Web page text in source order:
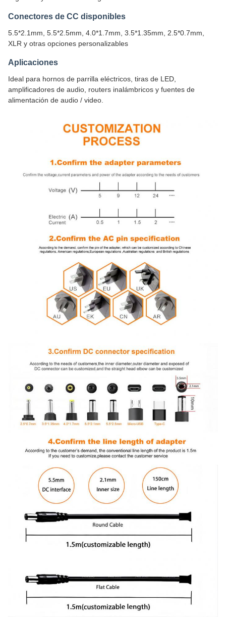
Conectores de CC disponibles
5.5*2.1mm, 5.5*2.5mm, 4.0*1.7mm, 3.5*1.35mm, 2.5*0.7mm,
XLR y otras opciones personalizables
Aplicaciones
Ideal para hornos de parrilla eléctricos, tiras de LED,
amplificadores de audio, routers inalámbricos y fuentes de
alimentación de audio / video.